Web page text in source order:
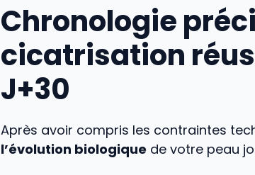
Chronologie
cicatrisation
J+30
Après avoir compris les contraintes
l’évolution biologique de votre peau